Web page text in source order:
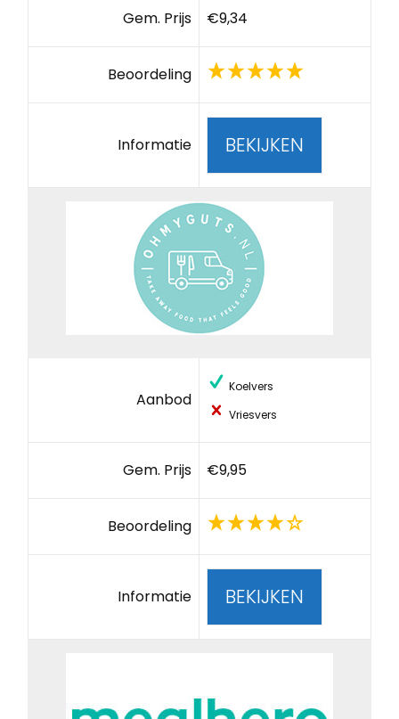
Gem. Prijs €9,34
Beoordeling
Informatie BEKIJKEN
Aanbod
Koelvers
Vriesvers
Gem. Prijs €9,95
Beoordeling
Informatie BEKIJKEN